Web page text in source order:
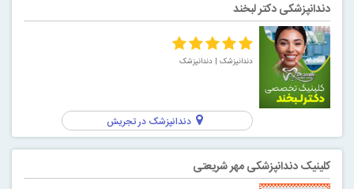
دندانپزشکی دکتر لبخند
دندانپزشک | دندانپزشک
دندانپزشک در تجریش
کلینیک دندانپزشکی مهر شریعتی